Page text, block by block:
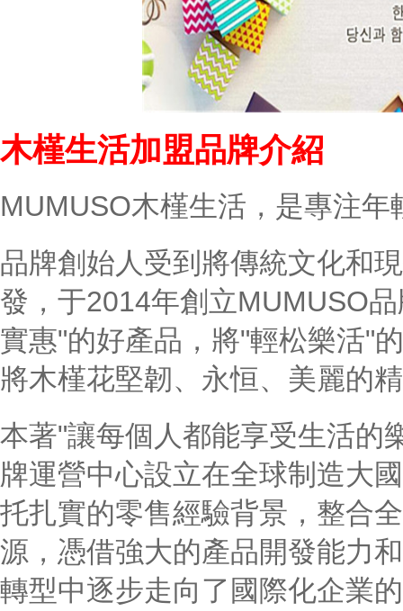
木槿生活加盟品牌介紹
MUMUSO木槿生活，是專注
品牌創始人受到將傳統文化和
發，于2014年創立MUMUSO
實惠"的好產品，將"輕松樂活"
將木槿花堅韌、永恒、美麗的
本著"讓每個人都能享受生活的
牌運營中心設立在全球制造大
托扎實的零售經驗背景，整合
源，憑借強大的產品開發能力
轉型中逐步走向了國際化企業